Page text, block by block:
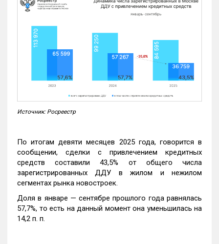
Источник: Росреестр
По итогам девяти месяцев 2025 года, говорится в
сообщении, сделки с привлечением кредитных
средств составили 43,5% от общего числа
зарегистрированных ДДУ в жилом и нежилом
сегментах рынка новостроек.
Доля в январе — сентябре прошлого года равнялась
57,7%, то есть на данный момент она уменьшилась на
14,2 п. п.